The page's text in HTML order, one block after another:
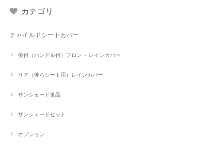
カテゴリ
チャイルドシートカバー
後付（ハンドル付）フロント レインカバー
リア（後ろシート用）レインカバー
サンシェード単品
サンシェードセット
オプション